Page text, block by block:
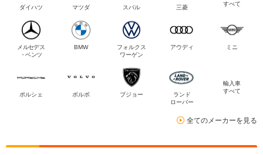
ダイハツ マツダ スバル 三菱
すべて
メルセデス
・ベンツ
BMW
フォルクス
ワーゲン
アウディ ミニ
ポルシェ ボルボ プジョー
ランド
ローバー
輸入車
すべて
全てのメーカーを見る